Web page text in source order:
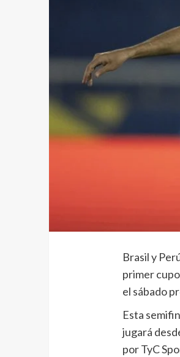
Brasil y
primer
el sábado
Esta
jugará
por TyC